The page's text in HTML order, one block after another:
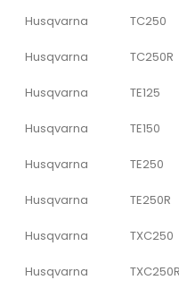
Husqvarna TC250
Husqvarna TC250R
Husqvarna TE125
Husqvarna TE150
Husqvarna TE250
Husqvarna TE250R
Husqvarna TXC250
Husqvarna TXC250R